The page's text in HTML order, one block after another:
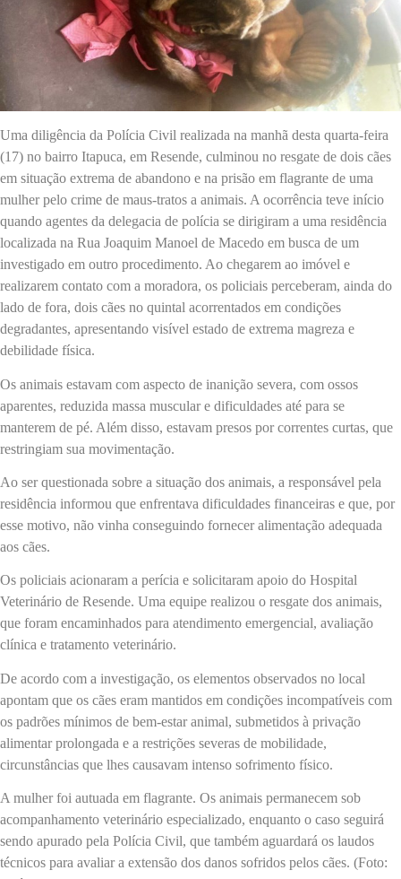
Uma diligência da Polícia Civil realizada na manhã desta quarta-feira
(17) no bairro Itapuca, em Resende, culminou no resgate de dois cães
em situação extrema de abandono e na prisão em flagrante de uma
mulher pelo crime de maus-tratos a animais. A ocorrência teve início
quando agentes da delegacia de polícia se dirigiram a uma residência
localizada na Rua Joaquim Manoel de Macedo em busca de um
investigado em outro procedimento. Ao chegarem ao imóvel e
realizarem contato com a moradora, os policiais perceberam, ainda do
lado de fora, dois cães no quintal acorrentados em condições
degradantes, apresentando visível estado de extrema magreza e
debilidade física.
Os animais estavam com aspecto de inanição severa, com ossos
aparentes, reduzida massa muscular e dificuldades até para se
manterem de pé. Além disso, estavam presos por correntes curtas, que
restringiam sua movimentação.
Ao ser questionada sobre a situação dos animais, a responsável pela
residência informou que enfrentava dificuldades financeiras e que, por
esse motivo, não vinha conseguindo fornecer alimentação adequada
aos cães.
Os policiais acionaram a perícia e solicitaram apoio do Hospital
Veterinário de Resende. Uma equipe realizou o resgate dos animais,
que foram encaminhados para atendimento emergencial, avaliação
clínica e tratamento veterinário.
De acordo com a investigação, os elementos observados no local
apontam que os cães eram mantidos em condições incompatíveis com
os padrões mínimos de bem-estar animal, submetidos à privação
alimentar prolongada e a restrições severas de mobilidade,
circunstâncias que lhes causavam intenso sofrimento físico.
A mulher foi autuada em flagrante. Os animais permanecem sob
acompanhamento veterinário especializado, enquanto o caso seguirá
sendo apurado pela Polícia Civil, que também aguardará os laudos
técnicos para avaliar a extensão dos danos sofridos pelos cães. (Foto: